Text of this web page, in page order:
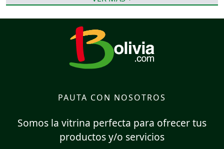
PAUTA CON NOSOTROS
Somos la vitrina perfecta para ofrecer tus
productos y/o servicios